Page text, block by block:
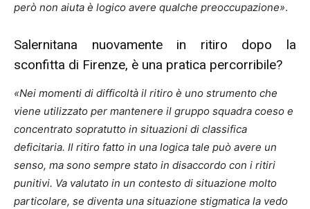
però non aiuta è logico avere qualche preoccupazione».
Salernitana nuovamente in ritiro dopo la
sconfitta di Firenze, è una pratica percorribile?
«Nei momenti di difficoltà il ritiro è uno strumento che
viene utilizzato per mantenere il gruppo squadra coeso e
concentrato sopratutto in situazioni di classifica
deficitaria. Il ritiro fatto in una logica tale può avere un
senso, ma sono sempre stato in disaccordo con i ritiri
punitivi. Va valutato in un contesto di situazione molto
particolare, se diventa una situazione stigmatica la vedo